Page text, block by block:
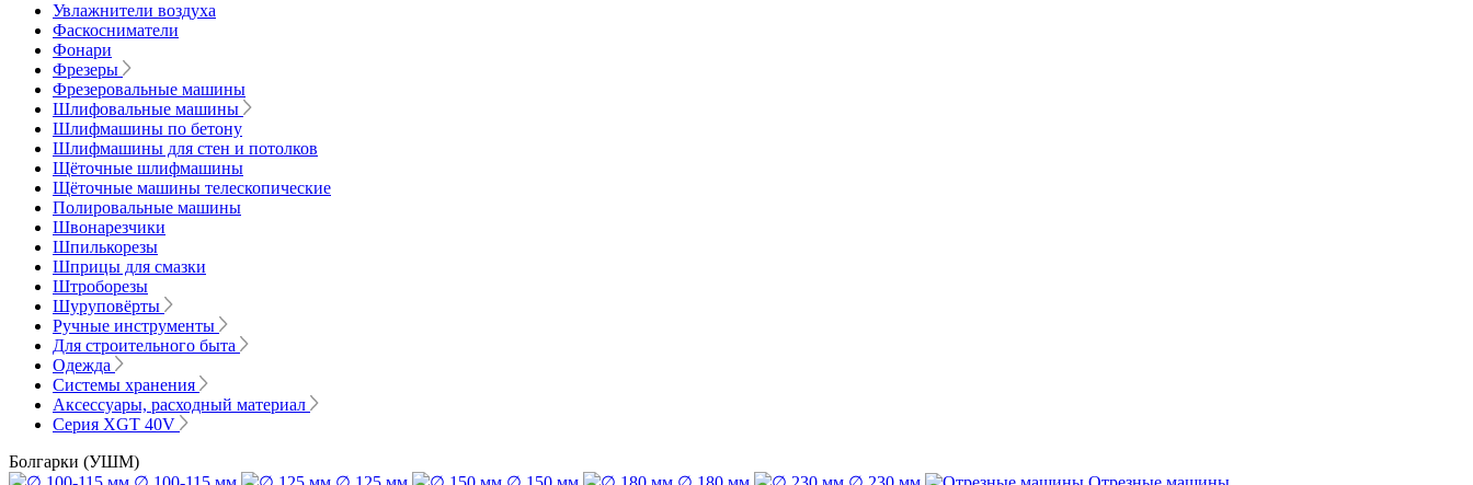
Увлажнители воздуха
Фаскосниматели
Фонари
Фрезеры
Фрезеровальные машины
Шлифовальные машины
Шлифмашины по бетону
Шлифмашины для стен и потолков
Щёточные шлифмашины
Щёточные машины телескопические
Полировальные машины
Швонарезчики
Шпилькорезы
Шприцы для смазки
Штроборезы
Шуруповёрты
Ручные инструменты
Для строительного быта
Одежда
Системы хранения
Аксессуары, расходный материал
Серия XGT 40V
Болгарки (УШМ)